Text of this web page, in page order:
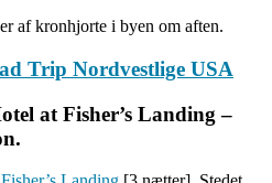
af kronhjorte i byen om aften.
at Fisher’s Landing –